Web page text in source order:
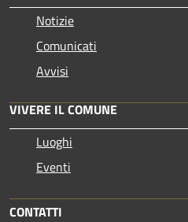
Notizie
Comunicati
Avvisi
VIVERE IL COMUNE
Luoghi
Eventi
CONTATTI